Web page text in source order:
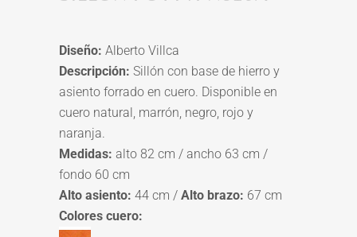
Diseño: Alberto Villca
Descripción: Sillón con base de hierro y
asiento forrado en cuero. Disponible en
cuero natural, marrón, negro, rojo y
naranja.
Medidas: alto 82 cm / ancho 63 cm /
fondo 60 cm
Alto asiento: 44 cm / Alto brazo: 67 cm
Colores cuero: